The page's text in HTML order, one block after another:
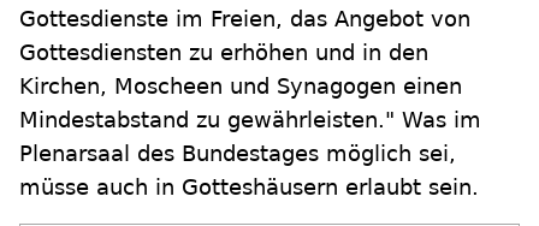
Gottesdienste im Freien, das Angebot von
Gottesdiensten zu erhöhen und in den
Kirchen, Moscheen und Synagogen einen
Mindestabstand zu gewährleisten." Was im
Plenarsaal des Bundestages möglich sei,
müsse auch in Gotteshäusern erlaubt sein.